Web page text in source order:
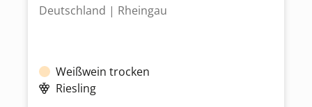
Deutschland | Rheingau
Weißwein trocken
Riesling